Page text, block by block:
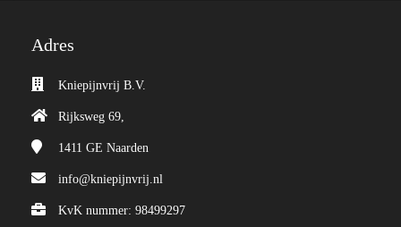
Adres
Kniepijnvrij B.V.
Rijksweg 69,
1411 GE Naarden
info@kniepijnvrij.nl
KvK nummer: 98499297